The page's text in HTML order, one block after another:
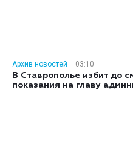
Архив новостей
03:10
В Ставрополье избит до
показания на главу